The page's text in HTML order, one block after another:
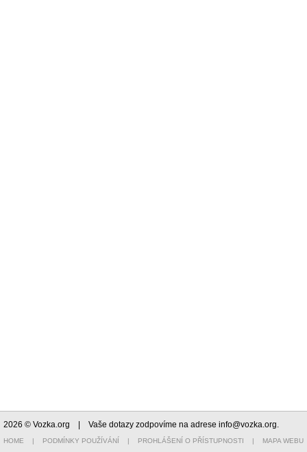
2026 © Vozka.org | Vaše dotazy zodpovíme na adrese info@vozka.org.
HOME | PODMÍNKY POUŽÍVÁNÍ | PROHLÁŠENÍ O PŘÍSTUPNOSTI | MAPA WEBU